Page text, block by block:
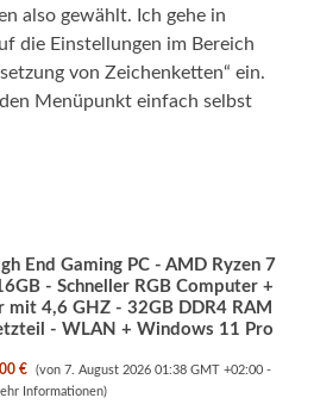
also gewählt. Ich gehe in
die Einstellungen im Bereich
von Zeichenketten“ ein.
Menüpunkt einfach selbst
End Gaming PC - AMD Ryzen 7
- Schneller RGB Computer +
mit 4,6 GHZ - 32GB DDR4 RAM
- WLAN + Windows 11 Pro
€
(von 7. August 2026 01:38 GMT +02:00 -
Informationen)